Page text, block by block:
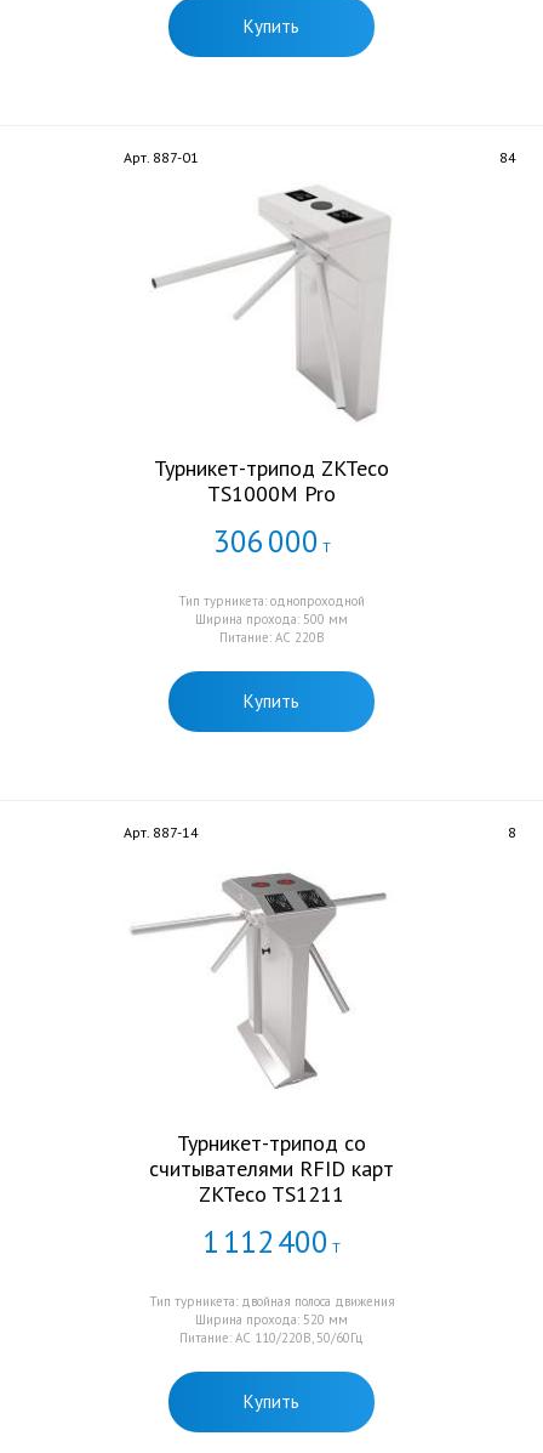
Купить
Арт. 887-01 84
Турникет-трипод ZKTeco
TS1000M Pro
306000 Т
Тип турникета: однопроходной
Ширина прохода: 500 мм
Питание: AC 220В
Купить
Арт. 887-14 8
Турникет-трипод со
считывателями RFID карт
ZKTeco TS1211
1 112400 Т
Тип турникета: двойная полоса движения
Ширина прохода: 520 мм
Питание: AC 110/220В, 50/60Гц
Купить